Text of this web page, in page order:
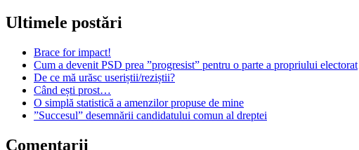
Ultimele postări
Brace for impact!
Cum a devenit PSD prea ”progresist” pentru o parte a propriului electorat
De ce mă urăsc useriștii/reziștii?
Când ești prost…
O simplă statistică a amenzilor propuse de mine
”Succesul” desemnării candidatului comun al dreptei
Comentarii